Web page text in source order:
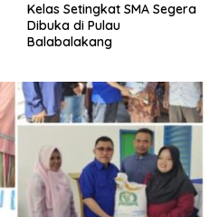
Kelas Setingkat SMA Segera
Dibuka di Pulau
Balabalakang